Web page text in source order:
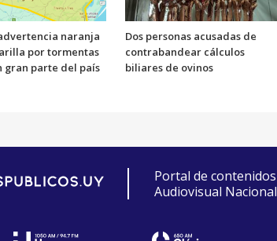
naranja
por tormentas
gran parte del país
Dos personas acusadas de
contrabandear cálculos
biliares de ovinos
Portal de
Audiovisual